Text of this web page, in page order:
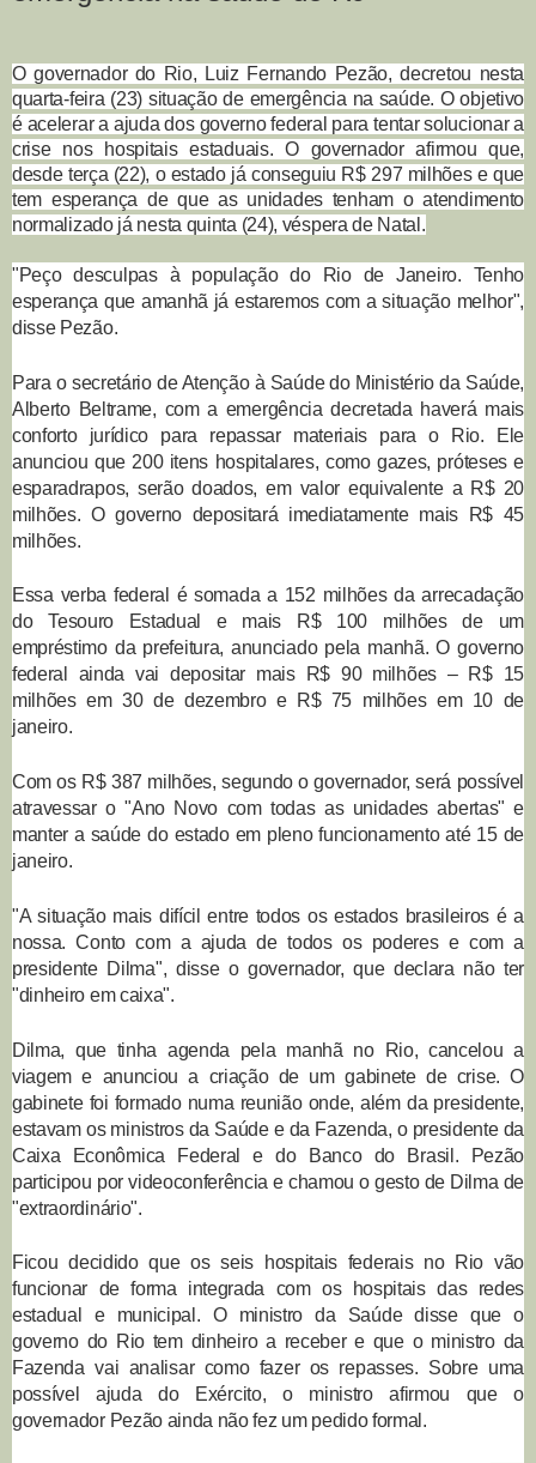
O governador do Rio, Luiz Fernando Pezão, decretou nesta
quarta-feira (23) situação de emergência na saúde. O objetivo
é acelerar a ajuda dos governo federal para tentar solucionar a
crise nos hospitais estaduais. O governador afirmou que,
desde terça (22), o estado já conseguiu R$ 297 milhões e que
tem esperança de que as unidades tenham o atendimento
normalizado já nesta quinta (24), véspera de Natal.
"Peço desculpas à população do Rio de Janeiro. Tenho
esperança que amanhã já estaremos com a situação melhor",
disse Pezão.
Para o secretário de Atenção à Saúde do Ministério da Saúde,
Alberto Beltrame, com a emergência decretada haverá mais
conforto jurídico para repassar materiais para o Rio. Ele
anunciou que 200 itens hospitalares, como gazes, próteses e
esparadrapos, serão doados, em valor equivalente a R$ 20
milhões. O governo depositará imediatamente mais R$ 45
milhões.
Essa verba federal é somada a 152 milhões da arrecadação
do Tesouro Estadual e mais R$ 100 milhões de um
empréstimo da prefeitura, anunciado pela manhã. O governo
federal ainda vai depositar mais R$ 90 milhões – R$ 15
milhões em 30 de dezembro e R$ 75 milhões em 10 de
janeiro.
Com os R$ 387 milhões, segundo o governador, será possível
atravessar o "Ano Novo com todas as unidades abertas" e
manter a saúde do estado em pleno funcionamento até 15 de
janeiro.
"A situação mais difícil entre todos os estados brasileiros é a
nossa. Conto com a ajuda de todos os poderes e com a
presidente Dilma", disse o governador, que declara não ter
"dinheiro em caixa".
Dilma, que tinha agenda pela manhã no Rio, cancelou a
viagem e anunciou a criação de um gabinete de crise. O
gabinete foi formado numa reunião onde, além da presidente,
estavam os ministros da Saúde e da Fazenda, o presidente da
Caixa Econômica Federal e do Banco do Brasil. Pezão
participou por videoconferência e chamou o gesto de Dilma de
"extraordinário".
Ficou decidido que os seis hospitais federais no Rio vão
funcionar de forma integrada com os hospitais das redes
estadual e municipal. O ministro da Saúde disse que o
governo do Rio tem dinheiro a receber e que o ministro da
Fazenda vai analisar como fazer os repasses. Sobre uma
possível ajuda do Exército, o ministro afirmou que o
governador Pezão ainda não fez um pedido formal.